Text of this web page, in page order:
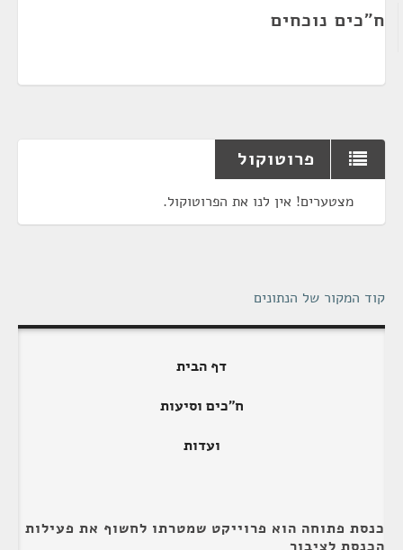
ח"כים נוכחים
פרוטוקול
מצטערים! אין לנו את הפרוטוקול.
קוד המקור של הנתונים
דף הבית
ח"כים וסיעות
ועדות
כנסת פתוחה הוא פרוייקט שמטרתו לחשוף את פעילות